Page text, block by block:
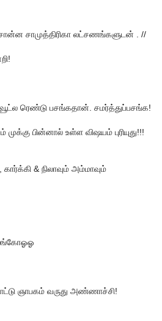
சாமுத்திரிகா லட்சணங்களுடன் . //
ரெண்டு பசங்கதான். சமர்த்துப்பசங்க!
முக்கு பின்னால் உள்ள விஷயம் புரியுது!!!
& நிலாவும் அம்மாவும்
ஞாபகம் வருது அண்ணாச்சி!